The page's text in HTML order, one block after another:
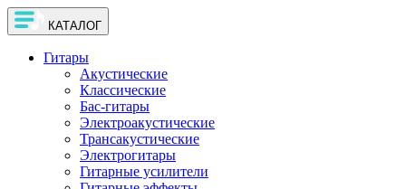
КАТАЛОГ
Гитары
Акустические
Классические
Бас-гитары
Электроакустические
Трансакустические
Электрогитары
Гитарные усилители